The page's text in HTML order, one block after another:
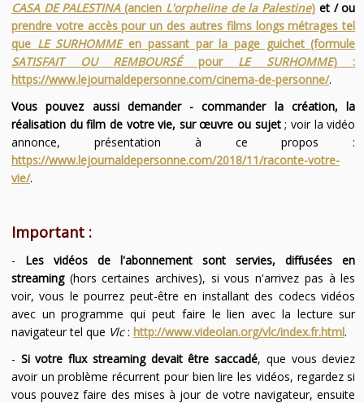
CASA DE PALESTINA(ancien L'orpheline de la Palestine) et / ou
prendre votre accès pour un des autres films longs métrages tel
que LE SURHOMMEen passant par la page guichet (formule
SATISFAIT OU REMBOURSÉpour LE SURHOMME) :
https://www.lejournaldepersonne.com/cinema-de-personne/.
Vous pouvez aussi demander - commander la création, la
réalisation du film de votre vie, sur œuvre ou sujet; voir la vidéo
annonce, présentation à ce propos :
https://www.lejournaldepersonne.com/2018/11/raconte-votre-
vie/.
Important :
- Les vidéos de l'abonnement sont servies, diffusées en
streaming(hors certaines archives), si vous n'arrivez pas à les
voir, vous le pourrez peut-être en installant des codecs vidéos
avec un programme qui peut faire le lien avec la lecture sur
navigateur tel que Vlc: http://www.videolan.org/vlc/index.fr.html.
- Si votre flux streaming devait être saccadé, que vous deviez
avoir un problème récurrent pour bien lire les vidéos, regardez si
vous pouvez faire des mises à jour de votre navigateur, ensuite